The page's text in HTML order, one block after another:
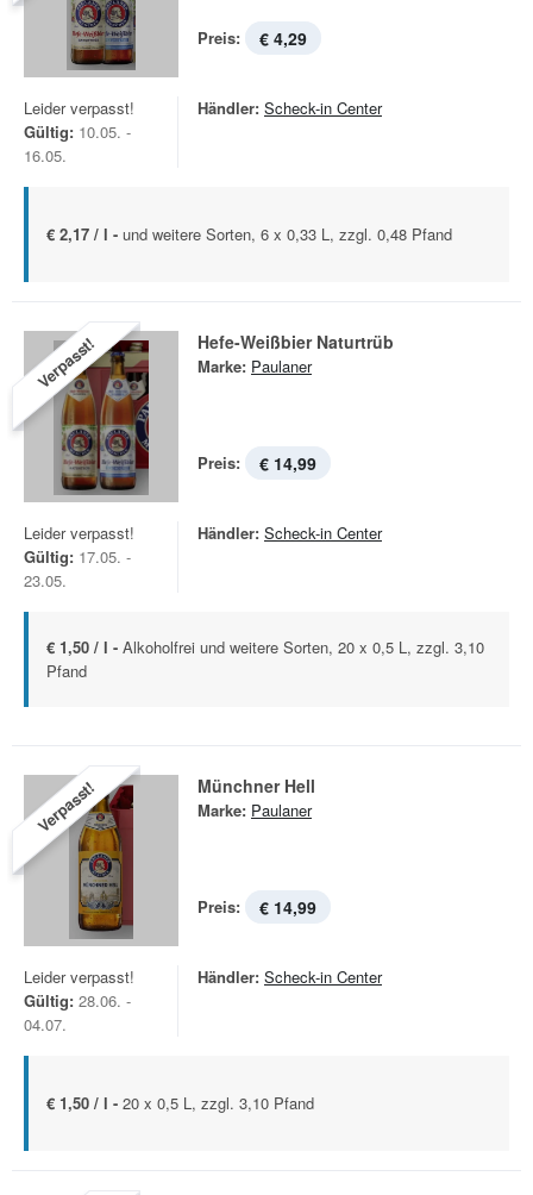
Preis: € 4,29
Leider verpasst!
Gültig: 10.05. -
16.05.
Händler: Scheck-in Center
€ 2,17 / l - und weitere Sorten, 6 x 0,33 L, zzgl. 0,48 Pfand
Verpasst! Hefe-Weißbier Naturtrüb
Marke: Paulaner
Preis: € 14,99
Leider verpasst!
Gültig: 17.05. -
23.05.
Händler: Scheck-in Center
€ 1,50 / l - Alkoholfrei und weitere Sorten, 20 x 0,5 L, zzgl. 3,10
Pfand
Verpasst! Münchner Hell
Marke: Paulaner
Preis: € 14,99
Leider verpasst!
Gültig: 28.06. -
04.07.
Händler: Scheck-in Center
€ 1,50 / l - 20 x 0,5 L, zzgl. 3,10 Pfand